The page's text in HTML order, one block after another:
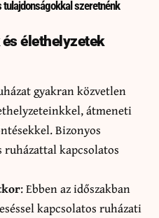
szeretnénk
élethelyzetek
gyakran közvetlen
átmeneti
Bizonyos
ruházattal kapcsolatos
: Ebben az időszakban
kapcsolatos ruházati